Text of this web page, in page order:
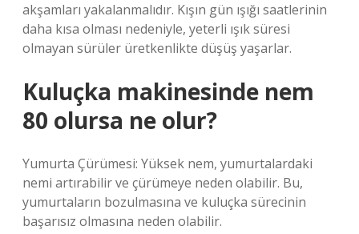
akşamları yakalanmalıdır. Kışın gün ışığı saatlerinin
daha kısa olması nedeniyle, yeterli ışık süresi
olmayan sürüler üretkenlikte düşüş yaşarlar.
Kuluçka makinesinde nem
80 olursa ne olur?
Yumurta Çürümesi: Yüksek nem, yumurtalardaki
nemi artırabilir ve çürümeye neden olabilir. Bu,
yumurtaların bozulmasına ve kuluçka sürecinin
başarısız olmasına neden olabilir.